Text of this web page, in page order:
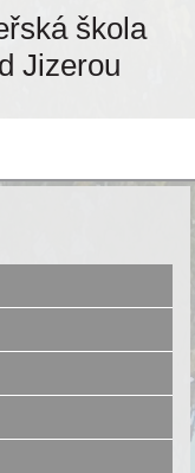
škola
Jizerou